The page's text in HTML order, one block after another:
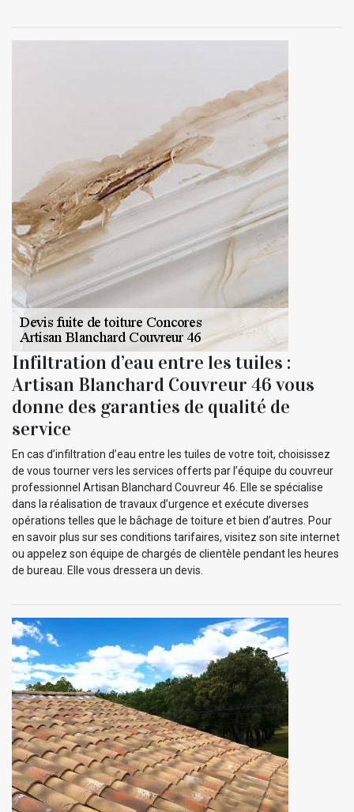
Infiltration d’eau entre les tuiles :
Artisan Blanchard Couvreur 46 vous
donne des garanties de qualité de
service
En cas d’infiltration d’eau entre les tuiles de votre toit, choisissez
de vous tourner vers les services offerts par l’équipe du couvreur
professionnel Artisan Blanchard Couvreur 46. Elle se spécialise
dans la réalisation de travaux d’urgence et exécute diverses
opérations telles que le bâchage de toiture et bien d’autres. Pour
en savoir plus sur ses conditions tarifaires, visitez son site internet
ou appelez son équipe de chargés de clientèle pendant les heures
de bureau. Elle vous dressera un devis.